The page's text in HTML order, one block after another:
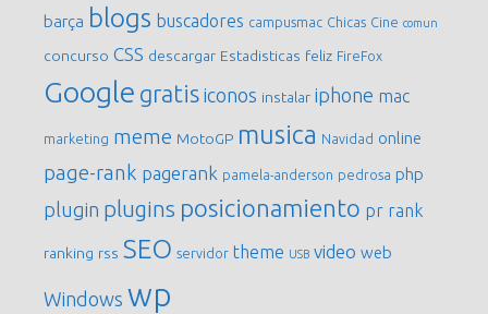
barça blogs buscadores campusmac Chicas Cine comun
concurso CSS descargar Estadisticas feliz FireFox
Google gratis iconos instalar iphone mac
marketing meme MotoGP musica Navidad online
page-rank pagerank pamela-anderson pedrosa php
plugin plugins posicionamiento pr rank
ranking rss SEO servidor theme USB video web
Windows wp